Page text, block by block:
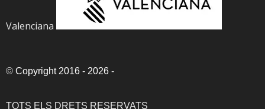
Valenciana
© Copyright 2016 - 2026 -
TOTS ELS DRETS RESERVATS